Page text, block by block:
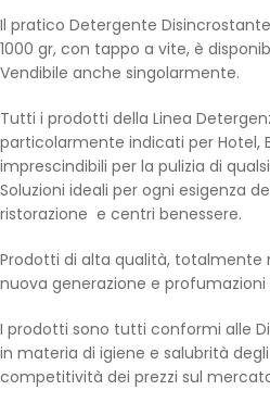
Il pratico Detergente
1000 gr, con tappo a vite, è
Vendibile anche singolarmente.
Tutti i prodotti della Linea
particolarmente indicati per Hotel,
imprescindibili per la pulizia di
Soluzioni ideali per ogni esigenza
ristorazione e centri benessere.
Prodotti di alta qualità, totalmente
nuova generazione e profumazioni
I prodotti sono tutti conformi alle
in materia di igiene e salubrità
competitività dei prezzi sul